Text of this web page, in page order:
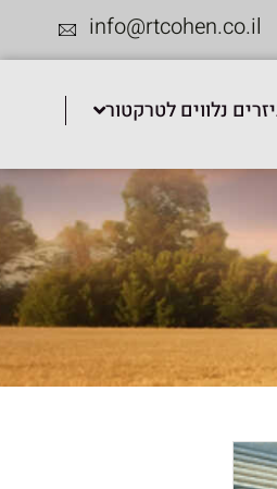
info@rtcohen.co.il
נלווים לטרקטור